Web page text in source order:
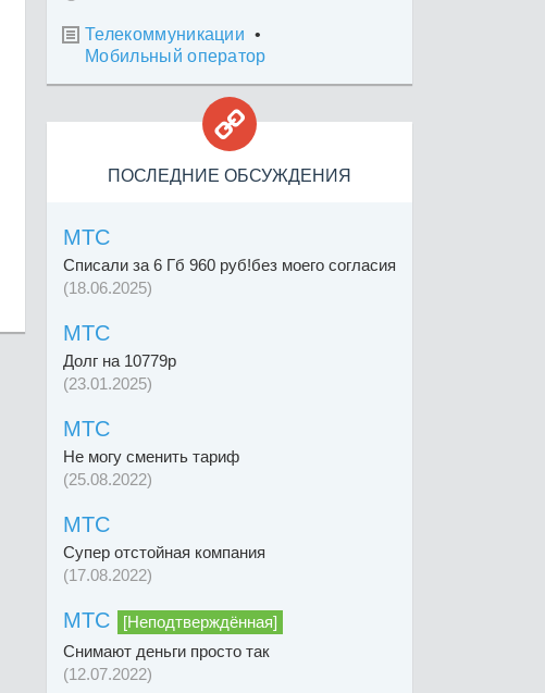
 Телекоммуникации •
Мобильный оператор

ПОСЛЕДНИЕ ОБСУЖДЕНИЯ
МТС
Списали за 6 Гб 960 руб!без моего согласия
(18.06.2025)
МТС
Долг на 10779р
(23.01.2025)
МТС
Не могу сменить тариф
(25.08.2022)
МТС
Супер отстойная компания
(17.08.2022)
МТС
[Неподтверждённая]
Снимают деньги просто так
(12.07.2022)